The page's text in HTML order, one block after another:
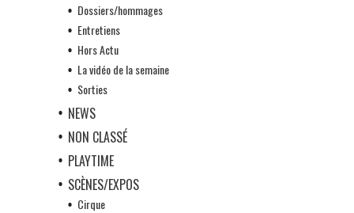
Dossiers/hommages
Entretiens
Hors Actu
La vidéo de la semaine
Sorties
NEWS
NON CLASSÉ
PLAYTIME
SCÈNES/EXPOS
Cirque